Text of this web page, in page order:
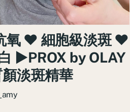
氧 ♥ 細胞級淡斑 ♥
►PROX by OLAY
淡斑精華